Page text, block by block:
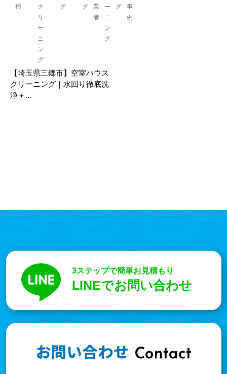
掃
ク
リ
ー
ニ
ン
グ
グ
グ
業
者
ー
ニ
ン
グ
グ
事
例
【埼玉県三郷市】空室ハウス
クリーニング｜水回り徹底洗
浄＋...
3ステップで簡単お見積もり
LINEでお問い合わせ